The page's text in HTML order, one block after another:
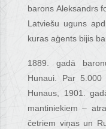
barons Aleksandrs
Latviešu uguns
kuras aģents bijis
1889. gadā
Hunaui. Par
Hunaus, 1901.
mantiniekiem –
četriem viņas un